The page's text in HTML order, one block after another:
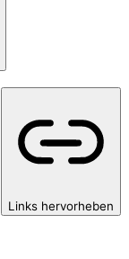
Links hervorheben